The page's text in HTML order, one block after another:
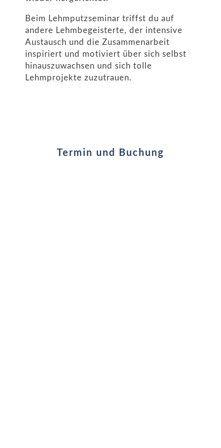
Beim Lehmputzseminar triffst du auf
andere Lehmbegeisterte, der intensive
Austausch und die Zusammenarbeit
inspiriert und motiviert über sich selbst
hinauszuwachsen und sich tolle
Lehmprojekte zuzutrauen.
Termin und Buchung